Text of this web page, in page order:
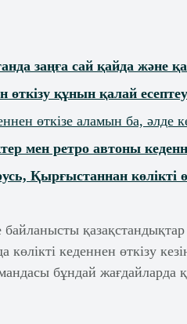
заңға сай қайда және
өткізу құнын қалай
өткізе аламын ба, әлде
мен ретро автоны
Қырғыстаннан
байланысты
кеденнен өткізу
бұндай жағдайларда